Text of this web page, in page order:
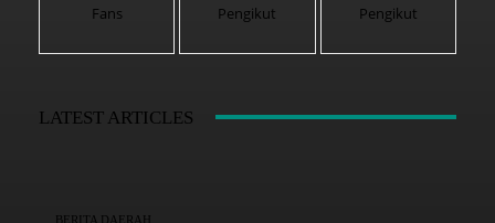
Fans Pengikut Pengikut
LATEST ARTICLES
BERITA DAERAH